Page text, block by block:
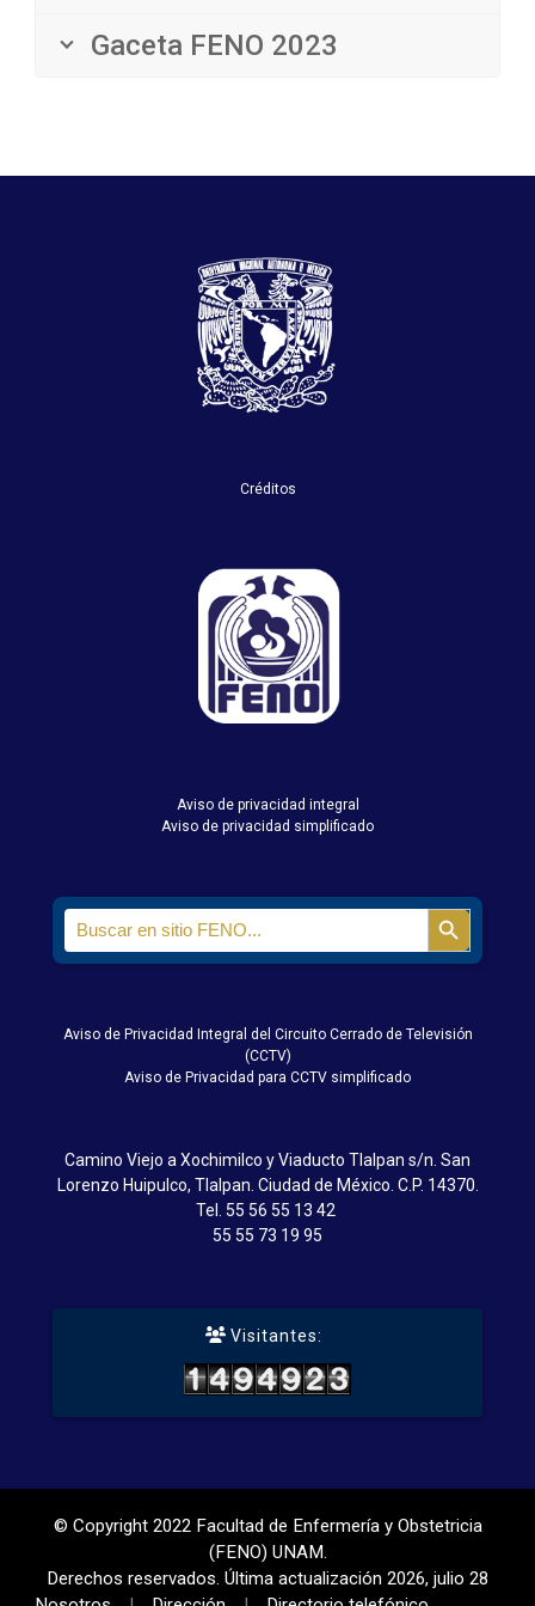
Gaceta FENO 2023
Créditos
Aviso de privacidad integral
Aviso de privacidad simplificado
Search
for:
Search
Aviso de Privacidad Integral del Circuito Cerrado de Televisión
(CCTV)
Aviso de Privacidad para CCTV simplificado
Camino Viejo a Xochimilco y Viaducto Tlalpan s/n. San
Lorenzo Huipulco, Tlalpan. Ciudad de México. C.P. 14370.
Tel. 55 56 55 13 42
55 55 73 19 95
Visitantes:
© Copyright 2022 Facultad de Enfermería y Obstetricia
(FENO) UNAM.
Derechos reservados. Última actualización 2026, julio 28